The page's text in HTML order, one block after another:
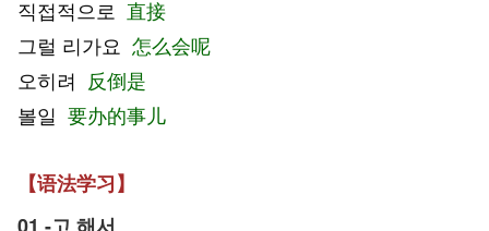
직접적으로 直接
그럴 리가요 怎么会呢
오히려
反倒是
볼일 要办的事儿
【语法学习】